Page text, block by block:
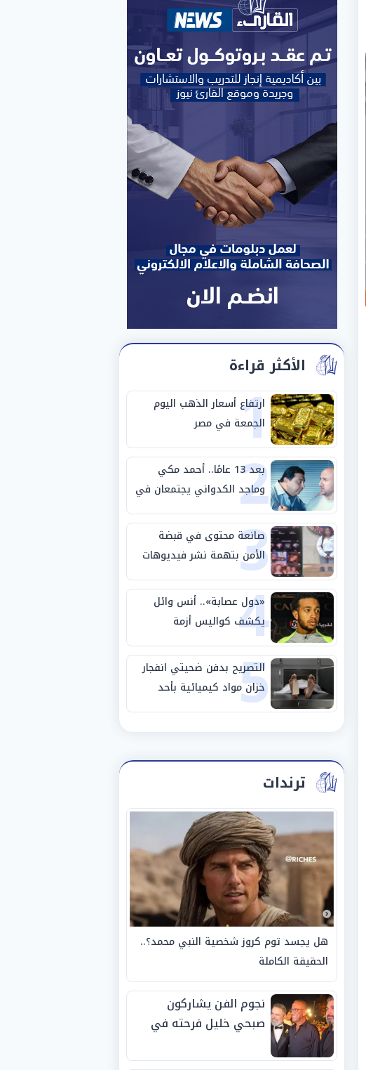
الأكثر قراءة
1
ارتفاع أسعار الذهب اليوم
الجمعة في مصر
2 بعد 13 عامًا.. أحمد مكي
وماجد الكدواني يجتمعان في
«فرصة سعيدة»
3
صانعة محتوى في قبضة
الأمن بتهمة نشر فيديوهات
خادشة للحياء
4
«دول عصابة».. أنس وائل
يكشف كواليس أزمة
استبعاده المفاجئ من
الزمالك
5
التصريح بدفن ضحيتي انفجار
خزان مواد كيميائية بأحد
مصانع الفيوم
ترندات
هل يجسد توم كروز شخصية النبي محمد؟..
الحقيقة الكاملة
نجوم الفن يشاركون
صبحي خليل فرحته في